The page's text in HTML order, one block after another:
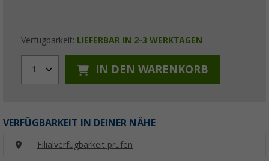
Verfügbarkeit: LIEFERBAR IN 2-3 WERKTAGEN
1 IN DEN WARENKORB
VERFÜGBARKEIT IN DEINER NÄHE
Filialverfügbarkeit prüfen